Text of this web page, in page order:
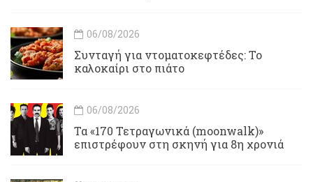
06/08/2026
Συνταγή για ντοματοκεφτέδες: Το
καλοκαίρι στο πιάτο
06/08/2026
Τα «170 Τετραγωνικά (moonwalk)»
επιστρέφουν στη σκηνή για 8η χρονιά